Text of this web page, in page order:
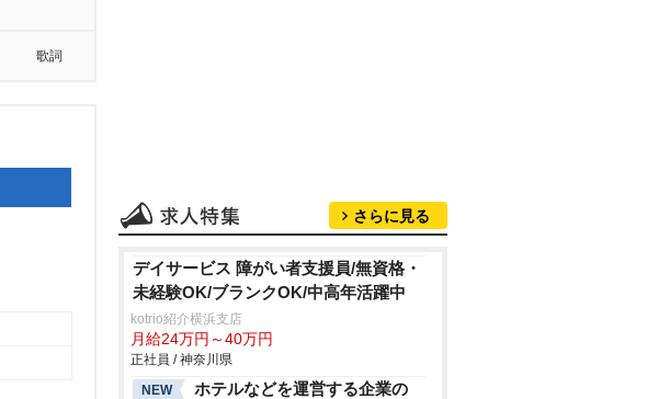
歌詞
さらに見る
デイサービス 障がい者支援員/無資格・
未経験OK/ブランクOK/中高年活躍中
kotrio紹介横浜支店
月給24万円～40万円
正社員 / 神奈川県
NEW
ホテルなどを運営する企業の